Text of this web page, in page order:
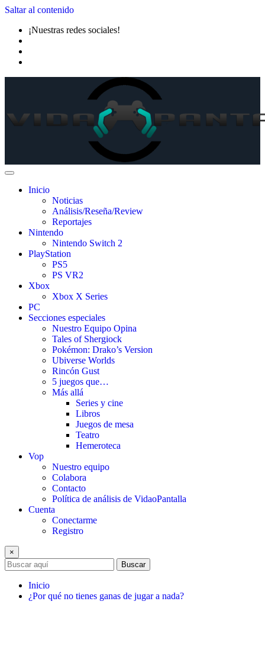
Saltar al contenido
¡Nuestras redes sociales!
Inicio
Noticias
Análisis/Reseña/Review
Reportajes
Nintendo
Nintendo Switch 2
PlayStation
PS5
PS VR2
Xbox
Xbox X Series
PC
Secciones especiales
Nuestro Equipo Opina
Tales of Shergiock
Pokémon: Drako’s Version
Ubiverse Worlds
Rincón Gust
5 juegos que…
Más allá
Series y cine
Libros
Juegos de mesa
Teatro
Hemeroteca
Vop
Nuestro equipo
Colabora
Contacto
Política de análisis de VidaoPantalla
Cuenta
Conectarme
Registro
×
Buscar
Inicio
¿Por qué no tienes ganas de jugar a nada?